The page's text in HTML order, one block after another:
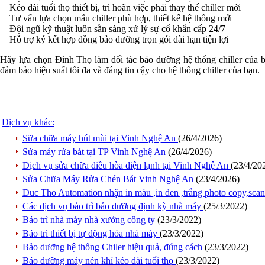
Kéo dài tuổi thọ thiết bị, trì hoãn việc phải thay thế chiller mới
Tư vấn lựa chọn mẫu chiller phù hợp, thiết kế hệ thống mới
Đội ngũ kỹ thuật luôn sẵn sàng xử lý sự cố khẩn cấp 24/7
Hỗ trợ ký kết hợp đồng bảo dưỡng trọn gói dài hạn tiện lợi
Hãy lựa chọn Đình Thọ làm đối tác bảo dưỡng hệ thống chiller của
đảm bảo hiệu suất tối đa và đáng tin cậy cho hệ thống chiller của bạn.
Dịch vụ khác:
Sữa chữa máy hút mùi tại Vinh Nghệ An (26/4/2026)
Sửa máy rửa bát tại TP Vinh Nghệ An (26/4/2026)
Dịch vụ sửa chữa điều hòa điện lạnh tại Vinh Nghệ An (23/4/
Sửa Chữa Máy Rửa Chén Bát Vinh Nghệ An (23/4/2026)
Duc Tho Automation nhận in màu ,in đen ,trắng photo
Các dịch vụ bảo trì bảo dưỡng định kỳ nhà máy (25/3/2022)
Bảo trì nhà máy nhà xưởng công ty (23/3/2022)
Bảo trì thiết bị tự động hóa nhà máy (23/3/2022)
Bảo dưỡng hệ thống Chiler hiệu quả, đúng cách (23/3/2022)
Bảo dưỡng máy nén khí kéo dài tuổi thọ (23/3/2022)